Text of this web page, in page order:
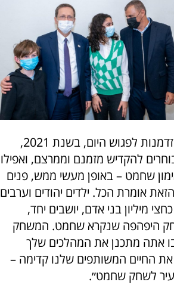
שחמט מושבע, בהזדמנות לפגוש היום, בשנת 2021,
להקדיש מזמנם וממרצם, ואפילו
שחמט – באופן מעשי ממש, פנים
אומרת הכל. ילדים יהודים וערבים
מיליון בני אדם, יושבים יחד,
היפהפה שנקרא שחמט. המשחק
אתה מתכנן את המהלכים שלך
את החיים המשותפים שלנו קדימה –
לשחק שחמט״.